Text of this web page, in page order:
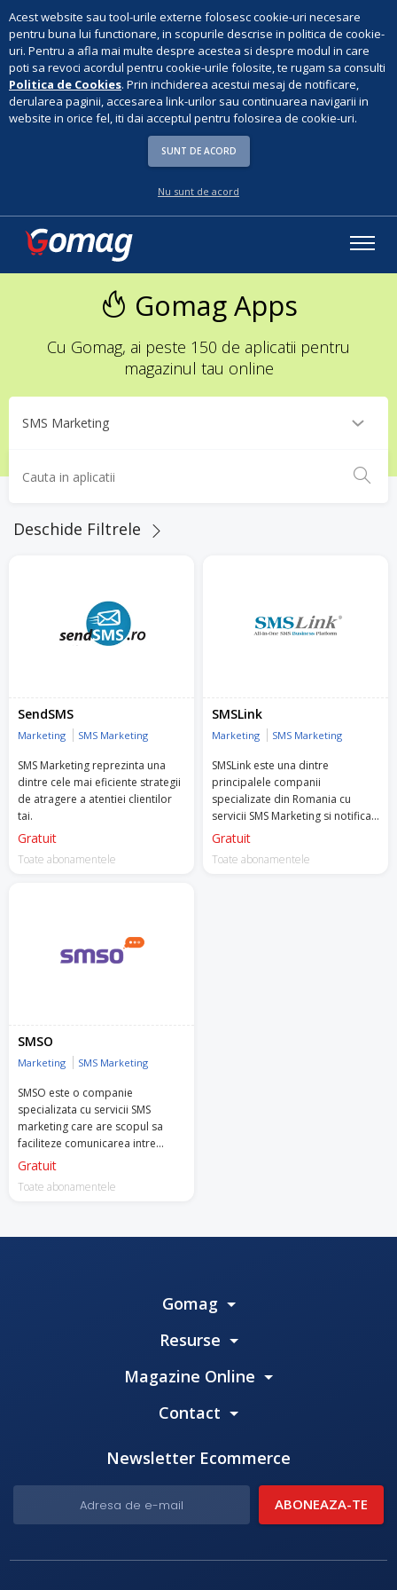
Acest website sau tool-urile externe folosesc cookie-uri necesare
pentru buna lui functionare, in scopurile descrise in politica de cookie-
uri. Pentru a afla mai multe despre acestea si despre modul in care
poti sa revoci acordul pentru cookie-urile folosite, te rugam sa consulti
Politica de Cookies. Prin inchiderea acestui mesaj de notificare,
derularea paginii, accesarea link-urilor sau continuarea navigarii in
website in orice fel, iti dai acceptul pentru folosirea de cookie-uri.
SUNT DE ACORD
Nu sunt de acord
Gomag Apps
Cu Gomag, ai peste 150 de aplicatii pentru
magazinul tau online
Deschide Filtrele
SendSMS
Marketing SMS Marketing
SMS Marketing reprezinta una
dintre cele mai eficiente strategii
de atragere a atentiei clientilor
tai.
Gratuit
Toate abonamentele
SMSLink
Marketing SMS Marketing
SMSLink este una dintre
principalele companii
specializate din Romania cu
servicii SMS Marketing si notificari
operationale, activa pe piata
Gratuit
Toate abonamentele
SMSO
Marketing SMS Marketing
SMSO este o companie
specializata cu servicii SMS
marketing care are scopul sa
faciliteze comunicarea intre
afacerea ta si clienti.
Gratuit
Toate abonamentele
Gomag
Resurse
Magazine Online
Contact
Newsletter Ecommerce